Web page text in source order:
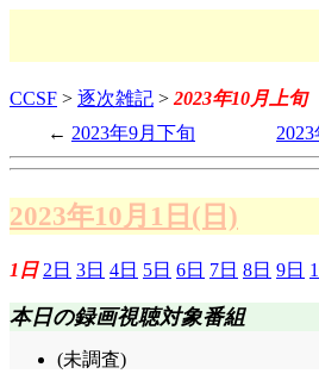
CCSF > 逐次雑記 >2023年10月上旬
2023年9月下旬
2023年10月1日(日)
1日 2日 3日 4日 5日 6日 7日 8日 9日
本日の録画視聴対象番組
(未調査)